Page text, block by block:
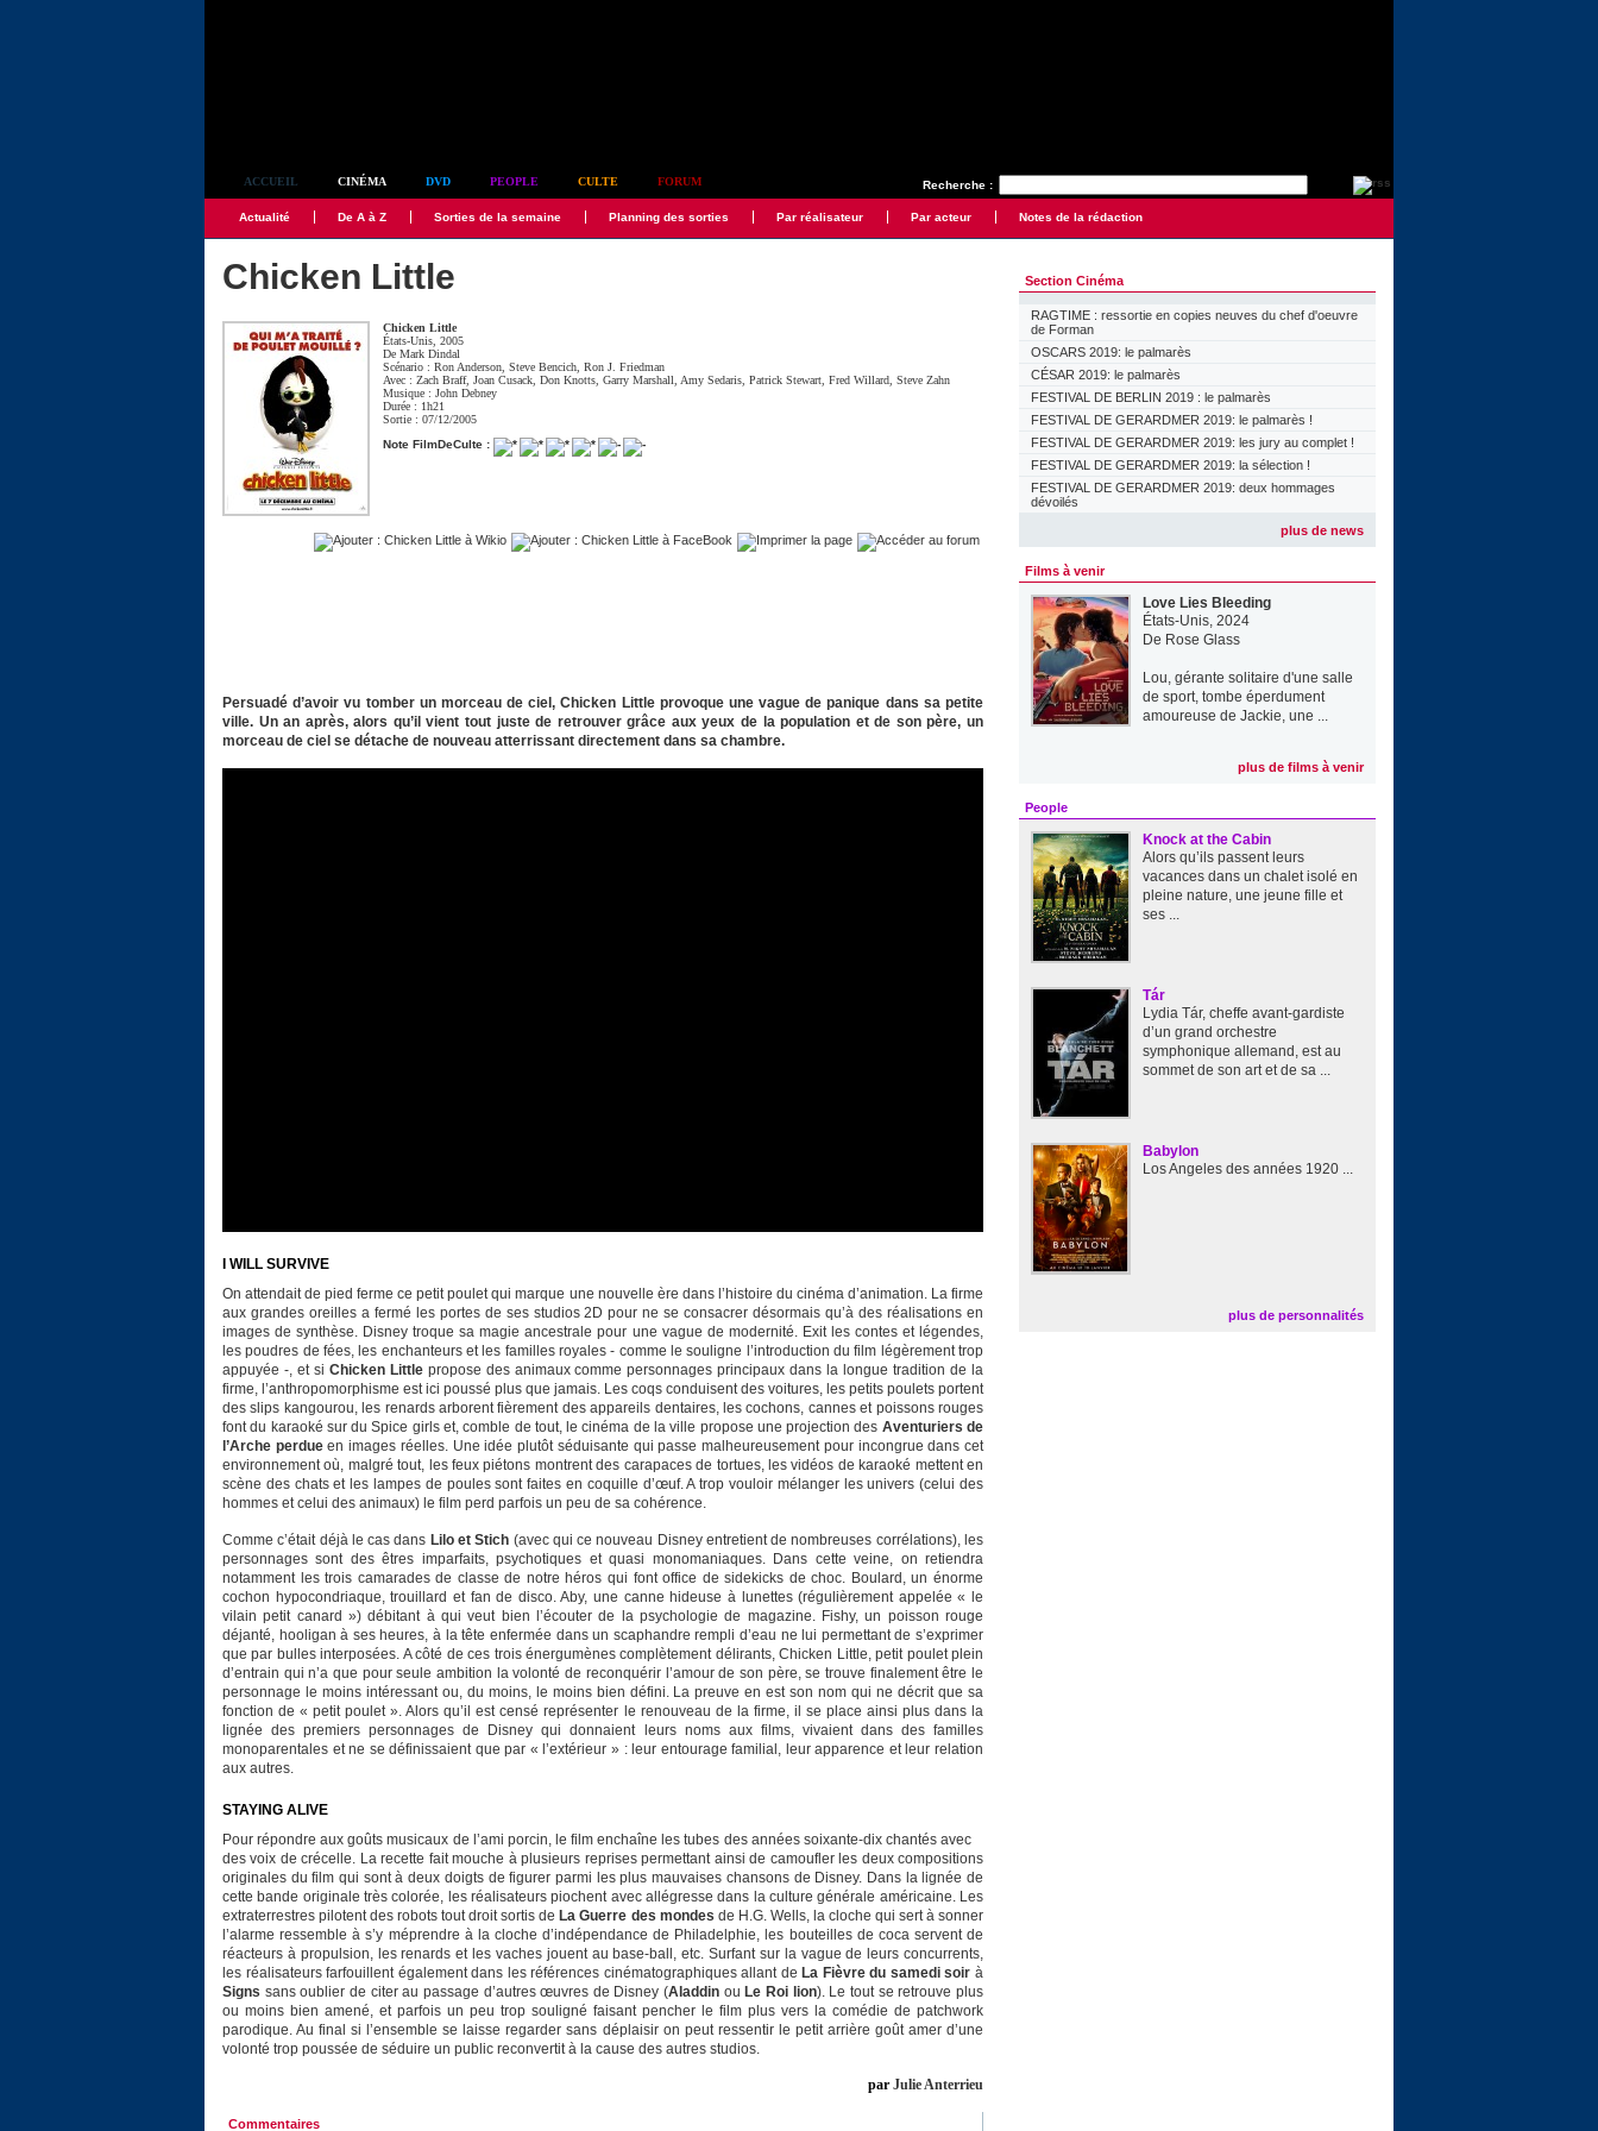
Recherche :
ACCUEIL CINÉMA DVD PEOPLE CULTE FORUM
Actualité De A à Z Sorties de la semaine Planning des sorties Par réalisateur Par acteur Notes de la rédaction
Chicken Little
Chicken Little
États-Unis, 2005
DeMark Dindal
Scénario :Ron Anderson ,Steve Bencich ,Ron J. Friedman
Avec :Zach Braff,Joan Cusack ,Don Knotts ,Garry Marshall Amy Sedaris ,Patrick Stewart ,Fred Willard ,Steve Zahn
Musique :John Debney
Durée : 1h21
Sortie : 07/12/2005
Note FilmDeCulte :
Persuadé d’avoir vu tomber un morceau de ciel, Chicken Little provoque une vague de panique dans sa petite
ville. Un an après, alors qu’il vient tout juste de retrouver grâce aux yeux de la population et de son père, un
morceau de ciel se détache de nouveau atterrissant directement dans sa chambre.
I WILL SURVIVE
On attendait de pied ferme ce petit poulet qui marque une nouvelle ère dans l’histoire du cinéma d’animation. La firme
aux grandes oreilles a fermé les portes de ses studios 2D pour ne se consacrer désormais qu’à des réalisations en
images de synthèse. Disney troque sa magie ancestrale pour une vague de modernité. Exit les contes et légendes,
les poudres de fées, les enchanteurs et les familles royales - comme le souligne l’introduction du film légèrement trop
appuyée -, et si Chicken Littlepropose des animaux comme personnages principaux dans la longue tradition de la
firme, l’anthropomorphisme est ici poussé plus que jamais. Les coqs conduisent des voitures, les petits poulets portent
des slips kangourou, les renards arborent fièrement des appareils dentaires, les cochons, cannes et poissons rouges
font du karaoké sur du Spice girls et, comble de tout, le cinéma de la ville propose une projection des Aventuriers de
l’Arche perdueen images réelles. Une idée plutôt séduisante qui passe malheureusement pour incongrue dans cet
environnement où, malgré tout, les feux piétons montrent des carapaces de tortues, les vidéos de karaoké mettent en
scène des chats et les lampes de poules sont faites en coquille d’œuf. A trop vouloir mélanger les univers (celui des
hommes et celui des animaux) le film perd parfois un peu de sa cohérence.
Comme c’était déjà le cas dans Lilo et Stich (avec qui ce nouveau Disney entretient de nombreuses corrélations), les
personnages sont des êtres imparfaits, psychotiques et quasi monomaniaques. Dans cette veine, on retiendra
notamment les trois camarades de classe de notre héros qui font office de sidekicks de choc. Boulard, un énorme
cochon hypocondriaque, trouillard et fan de disco. Aby, une canne hideuse à lunettes (régulièrement appelée « le
vilain petit canard ») débitant à qui veut bien l’écouter de la psychologie de magazine. Fishy, un poisson rouge
déjanté, hooligan à ses heures, à la tête enfermée dans un scaphandre rempli d’eau ne lui permettant de s’exprimer
que par bulles interposées. A côté de ces trois énergumènes complètement délirants, Chicken Little, petit poulet plein
d’entrain qui n’a que pour seule ambition la volonté de reconquérir l’amour de son père, se trouve finalement être le
personnage le moins intéressant ou, du moins, le moins bien défini. La preuve en est son nom qui ne décrit que sa
fonction de « petit poulet ». Alors qu’il est censé représenter le renouveau de la firme, il se place ainsi plus dans la
lignée des premiers personnages de Disney qui donnaient leurs noms aux films, vivaient dans des familles
monoparentales et ne se définissaient que par « l’extérieur » : leur entourage familial, leur apparence et leur relation
aux autres.
STAYING ALIVE
Pour répondre aux goûts musicaux de l’ami porcin, le film enchaîne les tubes des années soixante-dix chantés avec
des voix de crécelle. La recette fait mouche à plusieurs reprises permettant ainsi de camoufler les deux compositions
originales du film qui sont à deux doigts de figurer parmi les plus mauvaises chansons de Disney. Dans la lignée de
cette bande originale très colorée, les réalisateurs piochent avec allégresse dans la culture générale américaine. Les
extraterrestres pilotent des robots tout droit sortis de La Guerre des mondes de H.G. Wells, la cloche qui sert à sonner
l’alarme ressemble à s’y méprendre à la cloche d’indépendance de Philadelphie, les bouteilles de coca servent de
réacteurs à propulsion, les renards et les vaches jouent au base-ball, etc. Surfant sur la vague de leurs concurrents,
les réalisateurs farfouillent également dans les références cinématographiques allant de La Fièvre du samedi soir à
Signs sans oublier de citer au passage d’autres œuvres de Disney (Aladdin ou Le Roi lion). Le tout se retrouve plus
ou moins bien amené, et parfois un peu trop souligné faisant pencher le film plus vers la comédie de patchwork
parodique. Au final si l’ensemble se laisse regarder sans déplaisir on peut ressentir le petit arrière goût amer d’une
volonté trop poussée de séduire un public reconvertit à la cause des autres studios.
par Julie Anterrieu
Commentaires
Section Cinéma
RAGTIME : ressortie en copies neuves du chef d'oeuvre
de Forman
OSCARS 2019: le palmarès
CÉSAR 2019: le palmarès
FESTIVAL DE BERLIN 2019 : le palmarès
FESTIVAL DE GERARDMER 2019: le palmarès !
FESTIVAL DE GERARDMER 2019: les jury au complet !
FESTIVAL DE GERARDMER 2019: la sélection !
FESTIVAL DE GERARDMER 2019: deux hommages
dévoilés
plus de news
Films à venir
Love Lies Bleeding
États-Unis, 2024
De Rose Glass
Lou, gérante solitaire d'une salle
de sport, tombe éperdument
amoureuse de Jackie, une ...
plus de films à venir
People
Knock at the Cabin
Alors qu’ils passent leurs
vacances dans un chalet isolé en
pleine nature, une jeune fille et
ses ...
Tár
Lydia Tár, cheffe avant-gardiste
d’un grand orchestre
symphonique allemand, est au
sommet de son art et de sa ...
Babylon
Los Angeles des années 1920 ...
plus de personnalités